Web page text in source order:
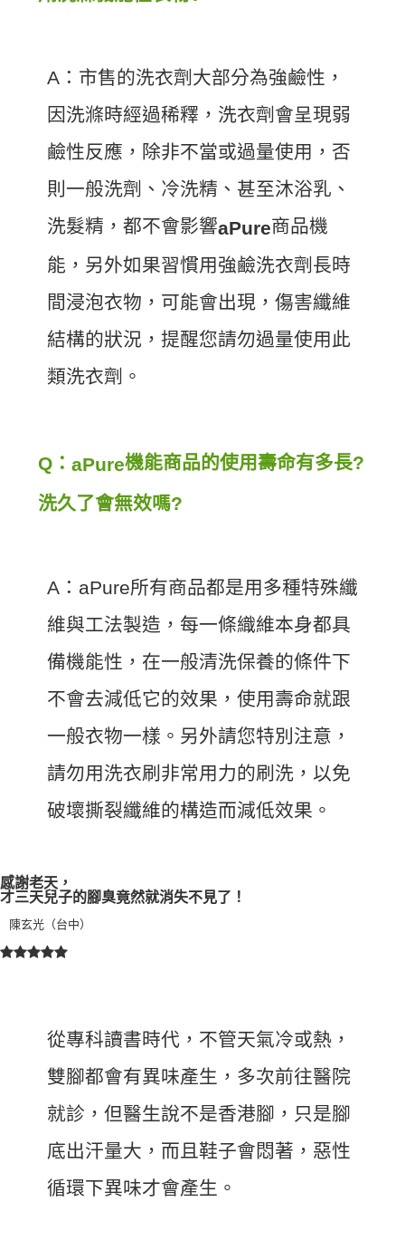
A：市售的洗衣劑大部分為強鹼性，
因洗滌時經過稀釋，洗衣劑會呈現弱
鹼性反應，除非不當或過量使用，否
則一般洗劑、冷洗精、甚至沐浴乳、
洗髮精，都不會影響aPure商品機
能，另外如果習慣用強鹼洗衣劑長時
間浸泡衣物，可能會出現，傷害纖維
結構的狀況，提醒您請勿過量使用此
類洗衣劑。
Q： aPure機能商品的使用壽命有多長?
洗久了會無效嗎?
A：aPure所有商品都是用多種特殊纖
維與工法製造，每一條織維本身都具
備機能性，在一般清洗保養的條件下
不會去減低它的效果，使用壽命就跟
一般衣物一樣。另外請您特別注意，
請勿用洗衣刷非常用力的刷洗，以免
破壞撕裂纖維的構造而減低效果。
感謝老天，
才三天兒子的腳臭竟然就消失不見了！
陳玄光（台中）
從專科讀書時代，不管天氣冷或熱，
雙腳都會有異味產生，多次前往醫院
就診，但醫生說不是香港腳，只是腳
底出汗量大，而且鞋子會悶著，惡性
循環下異味才會產生。